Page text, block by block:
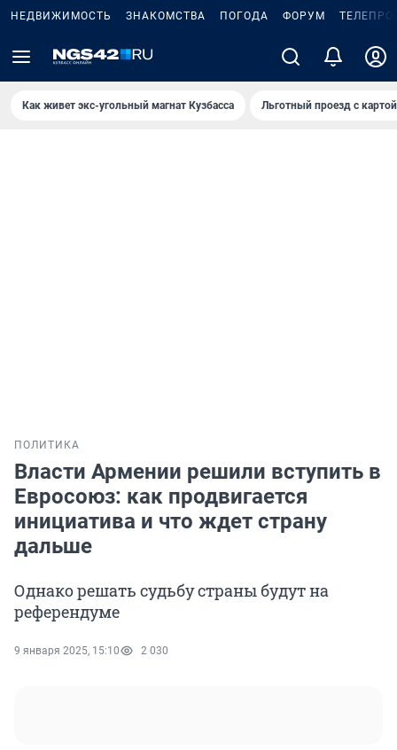
НЕДВИЖИМОСТЬ ЗНАКОМСТВА ПОГОДА ФОРУМ
Как живет экс-угольный магнат Кузбасса Льготный проезд с
ПОЛИТИКА
Власти Армении решили вступить в
Евросоюз: как продвигается
инициатива и что ждет страну
дальше
Однако решать судьбу страны будут на
референдуме
9 января 2025, 15:10 2 030